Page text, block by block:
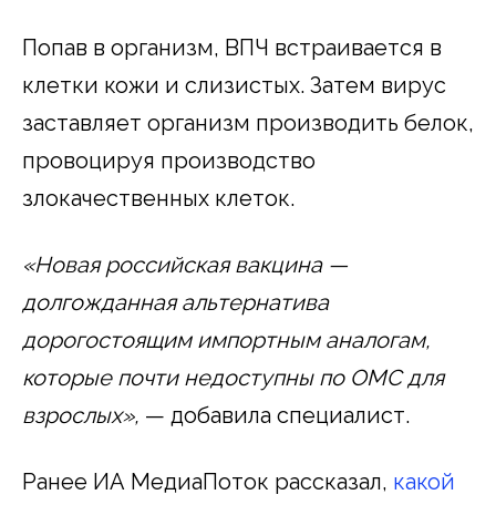
Попав в организм, ВПЧ встраивается в
клетки кожи и слизистых. Затем вирус
заставляет организм производить белок,
провоцируя производство
злокачественных клеток.
«Новая российская вакцина —
долгожданная альтернатива
дорогостоящим импортным аналогам,
которые почти недоступны по ОМС для
взрослых», — добавила специалист.
Ранее ИА МедиаПоток рассказал, какой